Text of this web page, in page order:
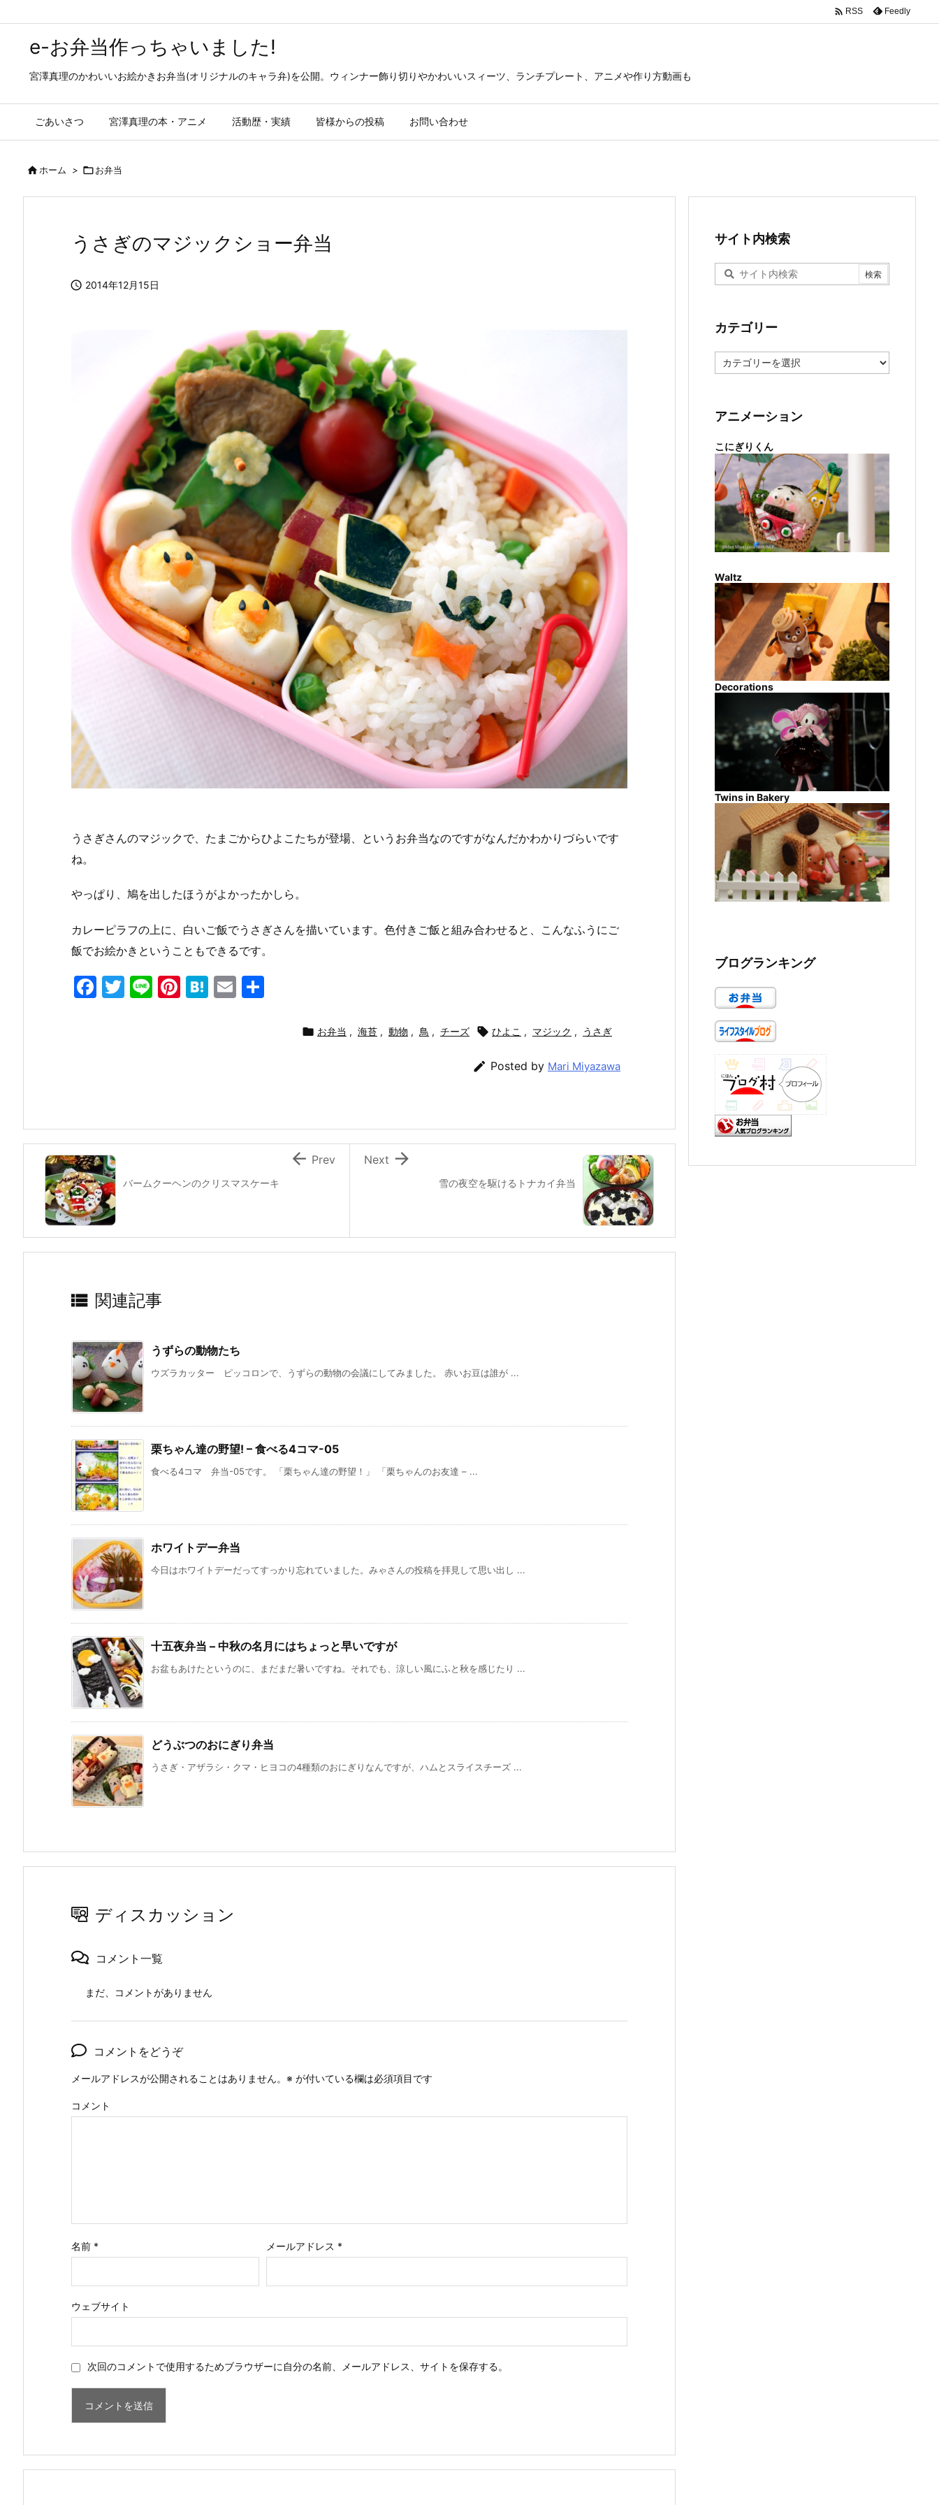
e-お弁当作っちゃいました!
宮澤真理のかわいいお絵かきお弁当(オリジナルのキャラ弁)を公開。ウィンナー飾り切りやかわいいスィーツ、ランチプレート、アニメや作り方動画も
ごあいさつ 宮澤真理の本・アニメ 活動歴・実績 皆様からの投稿 お問い合わせ
 RSS Feedly
ホーム > お弁当
うさぎのマジックショー弁当
 2014年12月15日
うさぎさんのマジックで、たまごからひよこたちが登場、というお弁当なのですがなんだかわかりづらいです
ね。
やっぱり、鳩を出したほうがよかったかしら。
カレーピラフの上に、白いご飯でうさぎさんを描いています。色付きご飯と組み合わせると、こんなふうにご
飯でお絵かきということもできるです。
F
k
T
Li Pi H
E
 お弁当 , 海苔 , 動物 , 鳥 , チーズ  ひよこ , マジック , うさぎ
 Posted by Mari Miyazawa
雪の夜空を駆けるトナカイ弁当

Next
バームクーヘンのクリスマスケーキ
 Prev
 関連記事
うずらの動物たち
ウズラカッター ピッコロンで、うずらの動物の会議にしてみました。 赤いお豆は誰が ...
栗ちゃん達の野望! – 食べる4コマ-05
食べる4コマ 弁当-05です。 「栗ちゃん達の野望！」 「栗ちゃんのお友達 – ...
ホワイトデー弁当
今日はホワイトデーだってすっかり忘れていました。みゃさんの投稿を拝見して思い出し ...
十五夜弁当 – 中秋の名月にはちょっと早いですが
お盆もあけたというのに、まだまだ暑いですね。それでも、涼しい風にふと秋を感じたり ...
どうぶつのおにぎり弁当
うさぎ・アザラシ・クマ・ヒヨコの4種類のおにぎりなんですが、ハムとスライスチーズ ...
ディスカッション
コメント一覧
まだ、コメントがありません
コメントをどうぞ
メールアドレスが公開されることはありません。 ※ が付いている欄は必須項目です
コメント
名前 * メールアドレス *
ウェブサイト
次回のコメントで使用するためブラウザーに自分の名前、メールアドレス、サイトを保存する。
サイト内検索
カテゴリー
テ
ー
アニメーション
こにぎりくん
Waltz
Decorations
Twins in Bakery
ブログランキング